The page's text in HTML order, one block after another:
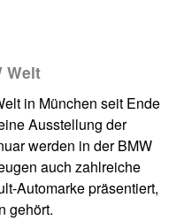
Welt
in München seit Ende
Ausstellung der
werden in der BMW
auch zahlreiche
Automarke präsentiert,
gehört.